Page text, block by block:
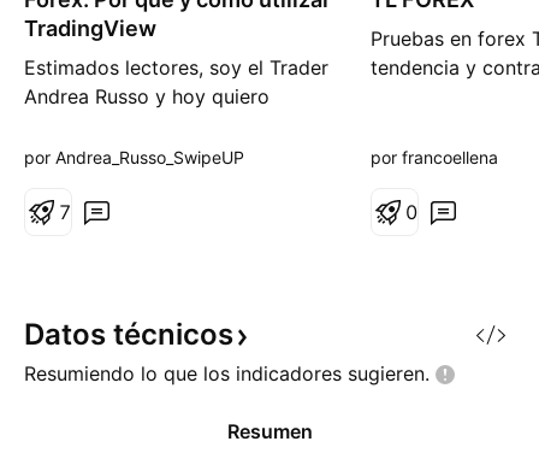
TradingView
Estimados lectores, soy el Trader
Andrea Russo y hoy quiero
TradinView. El mercado Forex
grandes y dinámicos del mundo,
plataformas más populares para
m
a
ó
por Andrea_Russo_SwipeUP
7
Pruebas en forex
tendencia y
o
por francoellena
0
Datos técnicos
Resumiendo lo que los indicadores sugieren.
Resumen